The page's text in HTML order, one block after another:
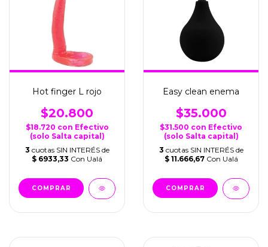
Hot finger L rojo
$20.800
$18.720 con Efectivo
(solo Salta capital)
3 cuotas SIN INTERÉS de
$ 6933,33 Con Ualá
Easy clean enema
$35.000
$31.500 con Efectivo
(solo Salta capital)
3 cuotas SIN INTERÉS de
$ 11.666,67Con Ualá